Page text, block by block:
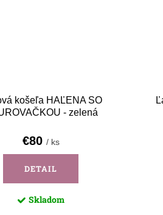
košeľa HAĽENA SO
- zelená
€80 / ks
DETAIL
Skladom